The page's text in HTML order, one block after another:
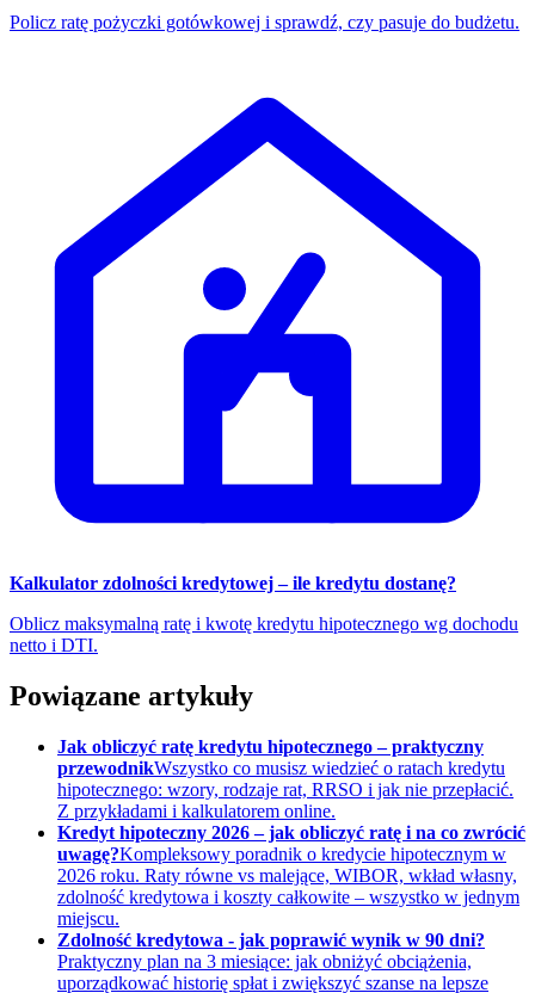
Policz ratę pożyczki gotówkowej i sprawdź, czy pasuje do budżetu.
Kalkulator zdolności kredytowej – ile kredytu dostanę?
Oblicz maksymalną ratę i kwotę kredytu hipotecznego wg dochodu
netto i DTI.
Powiązane artykuły
Jak obliczyć ratę kredytu hipotecznego – praktyczny
przewodnikWszystko co musisz wiedzieć o ratach kredytu
hipotecznego: wzory, rodzaje rat, RRSO i jak nie przepłacić.
Z przykładami i kalkulatorem online.
Kredyt hipoteczny 2026 – jak obliczyć ratę i na co zwrócić
uwagę?Kompleksowy poradnik o kredycie hipotecznym w
2026 roku. Raty równe vs malejące, WIBOR, wkład własny,
zdolność kredytowa i koszty całkowite – wszystko w jednym
miejscu.
Zdolność kredytowa - jak poprawić wynik w 90 dni?
Praktyczny plan na 3 miesiące: jak obniżyć obciążenia,
uporządkować historię spłat i zwiększyć szanse na lepsze